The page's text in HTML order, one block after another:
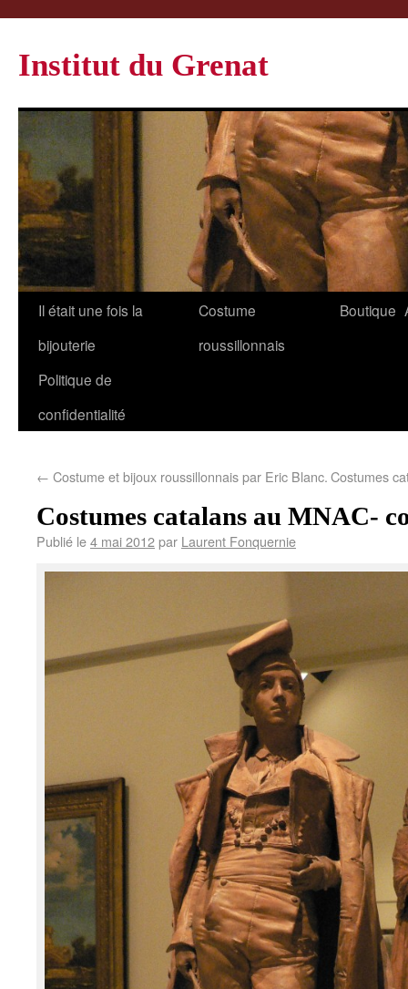
Institut du Grenat
Il était une fois la
bijouterie
Costume
roussillonnais
Boutique
Politique de
confidentialité
← Costume et bijoux roussillonnais par Eric Blanc.Costumes
Costumes catalans au MNAC-
Publié le4 mai 2012par Laurent Fonquernie